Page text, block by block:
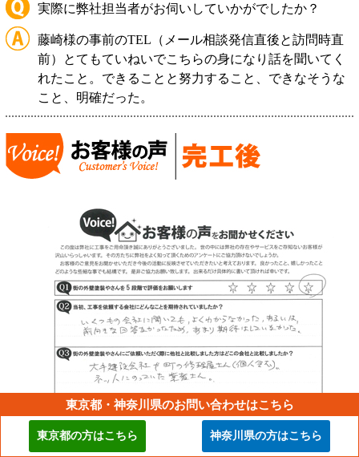
実際に弊社担当者がお伺いしていかがでしたか？
藤崎様の事前のTEL（メール相談発信直後と訪問時直
前）とてもていねいでこちらの身になり話を聞いてく
れたこと。できることと努力すること、できなそうな
こと、明確だった。
東京都・神奈川県のお問い合わせはこちら
東京都の方はこちら 神奈川県の方はこちら